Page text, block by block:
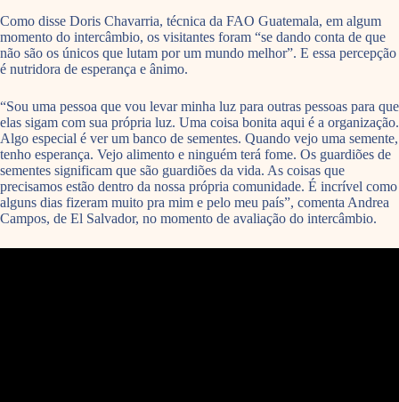
Como disse Doris Chavarria, técnica da FAO Guatemala, em algum
momento do intercâmbio, os visitantes foram “se dando conta de que
não são os únicos que lutam por um mundo melhor”. E essa percepção
é nutridora de esperança e ânimo.
“Sou uma pessoa que vou levar minha luz para outras pessoas para que
elas sigam com sua própria luz. Uma coisa bonita aqui é a organização.
Algo especial é ver um banco de sementes. Quando vejo uma semente,
tenho esperança. Vejo alimento e ninguém terá fome. Os guardiões de
sementes significam que são guardiões da vida. As coisas que
precisamos estão dentro da nossa própria comunidade. É incrível como
alguns dias fizeram muito pra mim e pelo meu país”, comenta Andrea
Campos, de El Salvador, no momento de avaliação do intercâmbio.